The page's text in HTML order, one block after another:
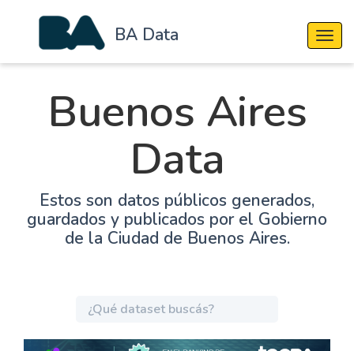
BA Data
Buenos Aires
Data
Estos son datos públicos generados,
guardados y publicados por el Gobierno
de la Ciudad de Buenos Aires.